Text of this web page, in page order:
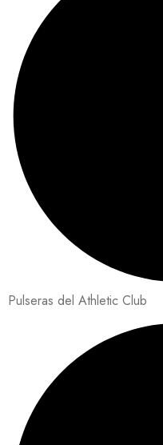
Pulseras del Athletic Club